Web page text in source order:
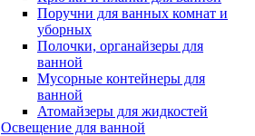
Поручни для ванных комнат и
уборных
Полочки, органайзеры для
ванной
Мусорные контейнеры для
ванной
Атомайзеры для жидкостей
Освещение для ванной